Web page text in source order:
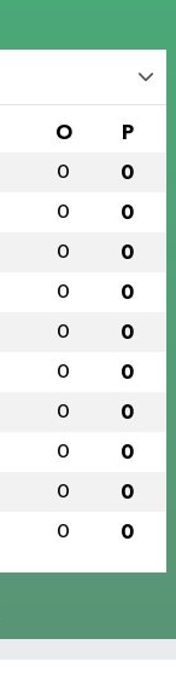
O P
0 0
0 0
0 0
0 0
0 0
0 0
0 0
0 0
0 0
0 0